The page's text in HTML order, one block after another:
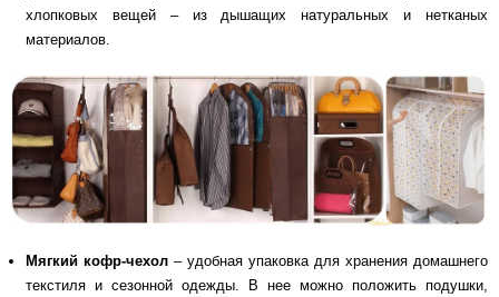
хлопковых вещей – из дышащих натуральных и нетканых
материалов.
Мягкий кофр-чехол – удобная упаковка для хранения домашнего
текстиля и сезонной одежды. В нее можно положить подушки,